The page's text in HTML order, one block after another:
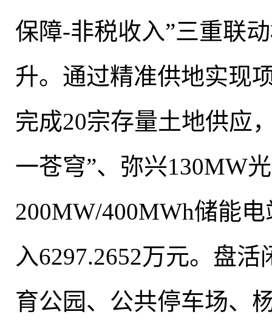
保障-非税收入”三重联
升。 通过精准供地实现
完成20宗存量土地供应
一苍穹”、弥兴130MW
200MW/400MWh储能
入6297.2652万元。 盘活
育公园、公共停车场、